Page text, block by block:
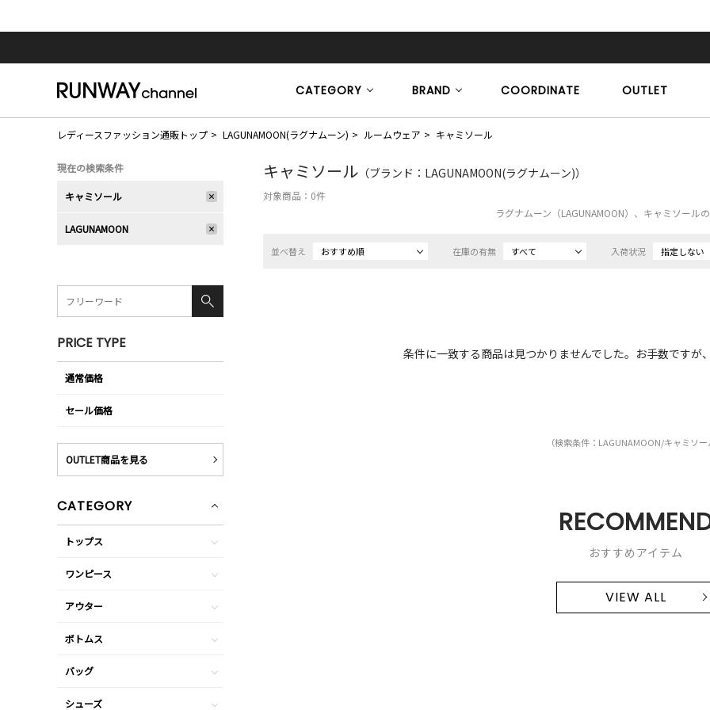
CATEGORY BRAND COORDINATE OUTLET
レディースファッション通販トップ LAGUNAMOON(ラグナムーン) ルームウェア キャミソール
キャミソール （ブランド：LAGUNAMOON(ラグナムーン)）
対象商品： 0件
ラグナムーン（LAGUNAMOON）、キャミソールの
並べ替え おすすめ順 在庫の有無 すべて 入荷状況 指定しない
条件に一致する商品は見つかりませんでした。お手数ですが
（検索条件：LAGUNAMOON/キャミソー
おすすめアイテム
VIEW ALL
現在の検索条件
キャミソール
LAGUNAMOON
PRICE TYPE
通常価格
セール価格
OUTLET商品を見る
CATEGORY
トップス
ワンピース
アウター
ボトムス
バッグ
シューズ